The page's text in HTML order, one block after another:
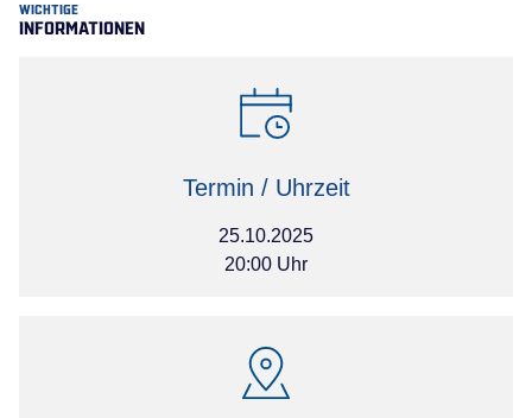
WICHTIGE
INFORMATIONEN
Termin / Uhrzeit
25.10.2025
20:00 Uhr